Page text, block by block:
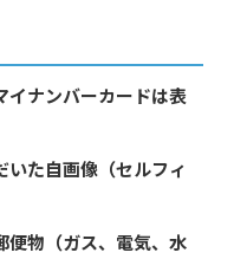
イナンバーカードは表
いた自画像（セルフィ
便物（ガス、電気、水